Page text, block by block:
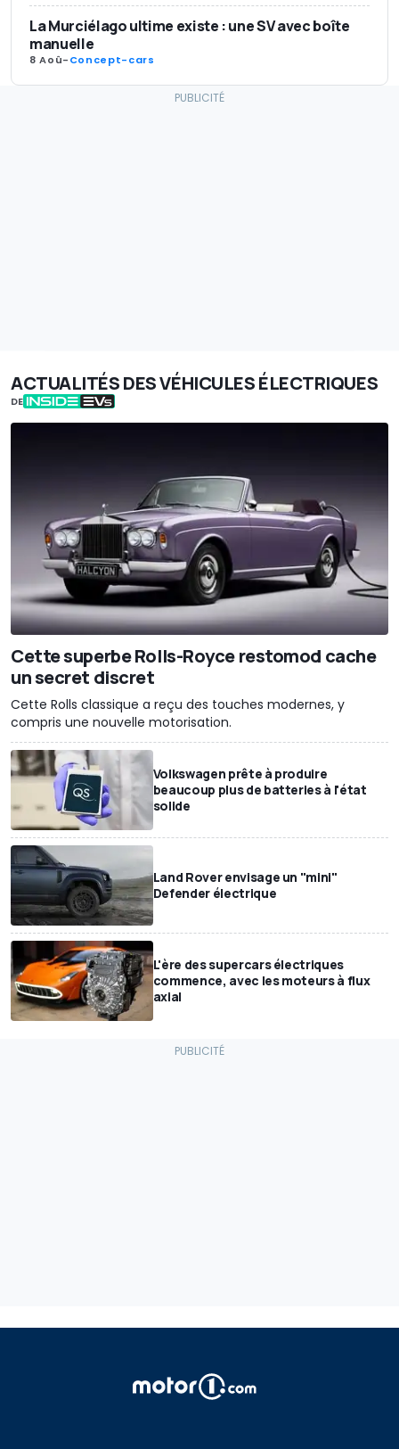
La Murciélago ultime existe : une SV avec boîte
manuelle
8 Aoû-Concept-cars
ACTUALITÉS DES VÉHICULES ÉLECTRIQUES
DE
Cette superbe Rolls-Royce restomod cache
un secret discret
Cette Rolls classique a reçu des touches modernes, y
compris une nouvelle motorisation.
Volkswagen prête à produire
beaucoup plus de batteries à l'état
solide
Land Rover envisage un "mini"
Defender électrique
L'ère des supercars électriques
commence, avec les moteurs à flux
axial